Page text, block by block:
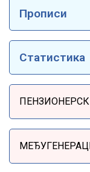
Прописи
Статистика